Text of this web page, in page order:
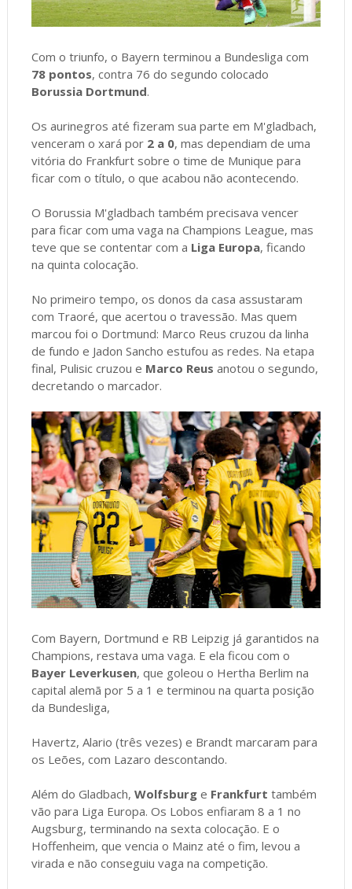
Com o triunfo, o Bayern terminou a Bundesliga com
78 pontos, contra 76 do segundo colocado
Borussia Dortmund.
Os aurinegros até fizeram sua parte em M'gladbach,
venceram o xará por 2 a 0, mas dependiam de uma
vitória do Frankfurt sobre o time de Munique para
ficar com o título, o que acabou não acontecendo.
O Borussia M'gladbach também precisava vencer
para ficar com uma vaga na Champions League, mas
teve que se contentar com a Liga Europa, ficando
na quinta colocação.
No primeiro tempo, os donos da casa assustaram
com Traoré, que acertou o travessão. Mas quem
marcou foi o Dortmund: Marco Reus cruzou da linha
de fundo e Jadon Sancho estufou as redes. Na etapa
final, Pulisic cruzou e Marco Reus anotou o segundo,
decretando o marcador.
Com Bayern, Dortmund e RB Leipzig já garantidos na
Champions, restava uma vaga. E ela ficou com o
Bayer Leverkusen, que goleou o Hertha Berlim na
capital alemã por 5 a 1 e terminou na quarta posição
da Bundesliga,
Havertz, Alario (três vezes) e Brandt marcaram para
os Leões, com Lazaro descontando.
Além do Gladbach, Wolfsburge Frankfurt também
vão para Liga Europa. Os Lobos enfiaram 8 a 1 no
Augsburg, terminando na sexta colocação. E o
Hoffenheim, que vencia o Mainz até o fim, levou a
virada e não conseguiu vaga na competição.